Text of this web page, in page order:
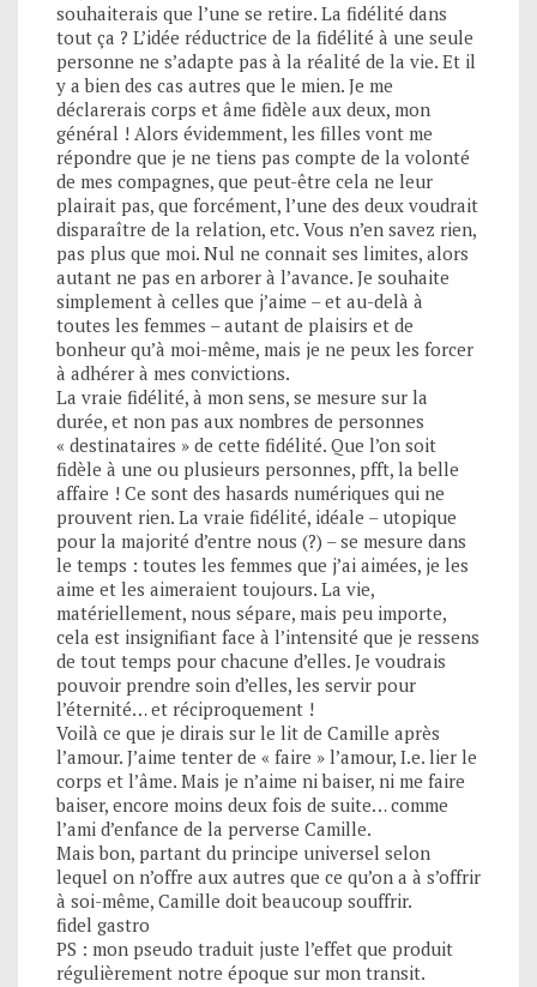
souhaiterais que l’une se retire. La fidélité dans
tout ça ? L’idée réductrice de la fidélité à une seule
personne ne s’adapte pas à la réalité de la vie. Et il
y a bien des cas autres que le mien. Je me
déclarerais corps et âme fidèle aux deux, mon
général ! Alors évidemment, les filles vont me
répondre que je ne tiens pas compte de la volonté
de mes compagnes, que peut-être cela ne leur
plairait pas, que forcément, l’une des deux voudrait
disparaître de la relation, etc. Vous n’en savez rien,
pas plus que moi. Nul ne connait ses limites, alors
autant ne pas en arborer à l’avance. Je souhaite
simplement à celles que j’aime – et au-delà à
toutes les femmes – autant de plaisirs et de
bonheur qu’à moi-même, mais je ne peux les forcer
à adhérer à mes convictions.
La vraie fidélité, à mon sens, se mesure sur la
durée, et non pas aux nombres de personnes
« destinataires » de cette fidélité. Que l’on soit
fidèle à une ou plusieurs personnes, pfft, la belle
affaire ! Ce sont des hasards numériques qui ne
prouvent rien. La vraie fidélité, idéale – utopique
pour la majorité d’entre nous (?) – se mesure dans
le temps : toutes les femmes que j’ai aimées, je les
aime et les aimeraient toujours. La vie,
matériellement, nous sépare, mais peu importe,
cela est insignifiant face à l’intensité que je ressens
de tout temps pour chacune d’elles. Je voudrais
pouvoir prendre soin d’elles, les servir pour
l’éternité… et réciproquement !
Voilà ce que je dirais sur le lit de Camille après
l’amour. J’aime tenter de « faire » l’amour, I.e. lier le
corps et l’âme. Mais je n’aime ni baiser, ni me faire
baiser, encore moins deux fois de suite… comme
l’ami d’enfance de la perverse Camille.
Mais bon, partant du principe universel selon
lequel on n’offre aux autres que ce qu’on a à s’offrir
à soi-même, Camille doit beaucoup souffrir.
fidel gastro
PS : mon pseudo traduit juste l’effet que produit
régulièrement notre époque sur mon transit.